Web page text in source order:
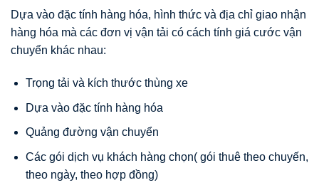
Dựa vào đặc tính hàng hóa, hình thức và địa chỉ giao nhận
hàng hóa mà các đơn vị vận tải có cách tính giá cước vận
chuyển khác nhau:
Trọng tải và kích thước thùng xe
Dựa vào đặc tính hàng hóa
Quảng đường vận chuyển
Các gói dịch vụ khách hàng chọn( gói thuê theo chuyến,
theo ngày, theo hợp đồng)